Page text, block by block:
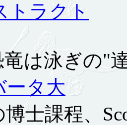
トラクト
竜は泳ぎの"
ータ大
課程、